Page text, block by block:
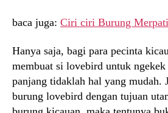
baca juga: Ciri ciri Burung
Hanya saja, bagi para pecinta
membuat si lovebird untuk ngekek
panjang tidaklah hal yang mudah.
burung lovebird dengan tujuan